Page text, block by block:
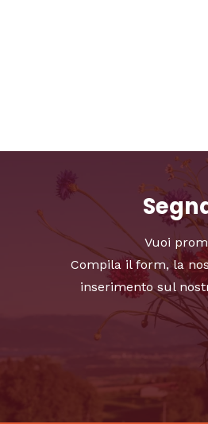
Vuoi
Compila il form, la
inserimento sul